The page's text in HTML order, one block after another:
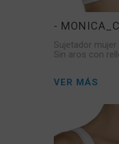
- MONICA_C
Sujetador mujer
Sin aros con
VER MÁS